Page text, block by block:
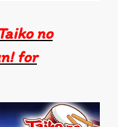
Taiko no
for